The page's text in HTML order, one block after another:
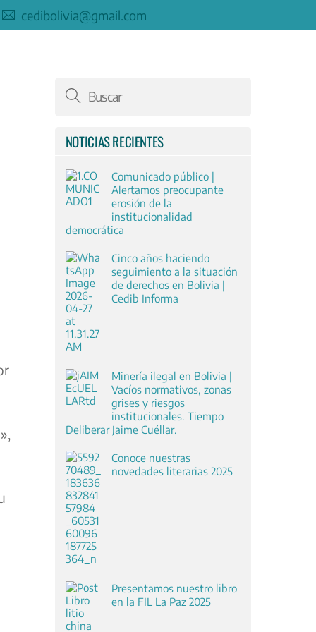
cedibolivia@gmail.com
NOTICIAS RECIENTES
Comunicado público |
Alertamos preocupante
erosión de la
institucionalidad
democrática
Cinco años haciendo
seguimiento a la situación
de derechos en Bolivia |
Cedib Informa
Minería ilegal en Bolivia |
Vacíos normativos, zonas
grises y riesgos
institucionales. Tiempo
Deliberar Jaime Cuéllar.
Conoce nuestras
novedades literarias 2025
Presentamos nuestro libro
en la FIL La Paz 2025